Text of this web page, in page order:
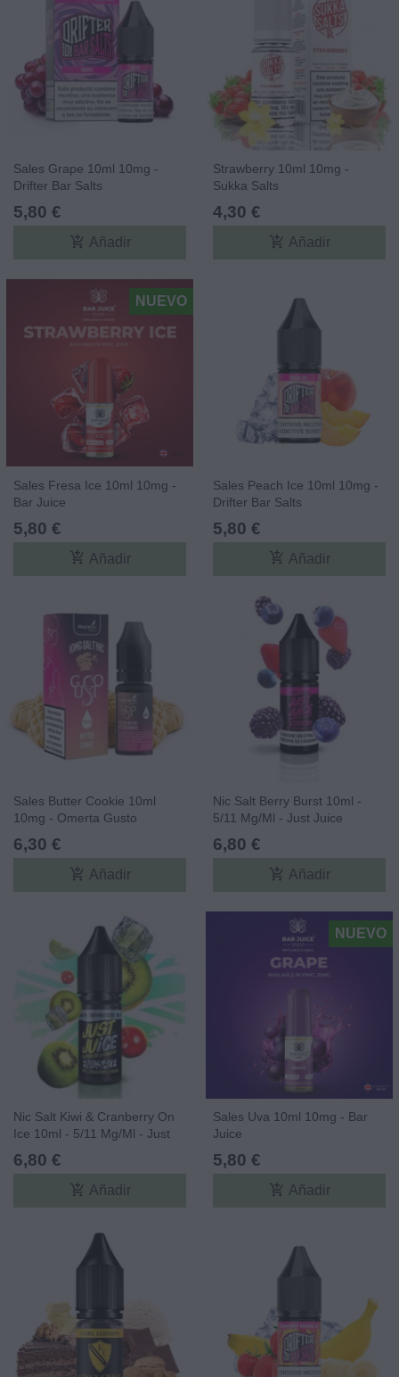
Sales Grape 10ml 10mg -
Drifter Bar Salts
5,80 €
add_shopping_cart Añadir
Strawberry 10ml 10mg -
Sukka Salts
4,30 €
add_shopping_cart Añadir
Sales Fresa Ice 10ml 10mg -
Bar Juice
5,80 €
add_shopping_cart Añadir
NUEVO
Sales Peach Ice 10ml 10mg -
Drifter Bar Salts
5,80 €
add_shopping_cart Añadir
Sales Butter Cookie 10ml
10mg - Omerta Gusto
6,30 €
add_shopping_cart Añadir
Nic Salt Berry Burst 10ml -
5/11 Mg/ml - Just Juice
6,80 €
add_shopping_cart Añadir
Nic Salt Kiwi & Cranberry On
Ice 10ml - 5/11 Mg/ml - Just
6,80 €
add_shopping_cart Añadir
Sales Uva 10ml 10mg - Bar
Juice
5,80 €
add_shopping_cart Añadir
NUEVO